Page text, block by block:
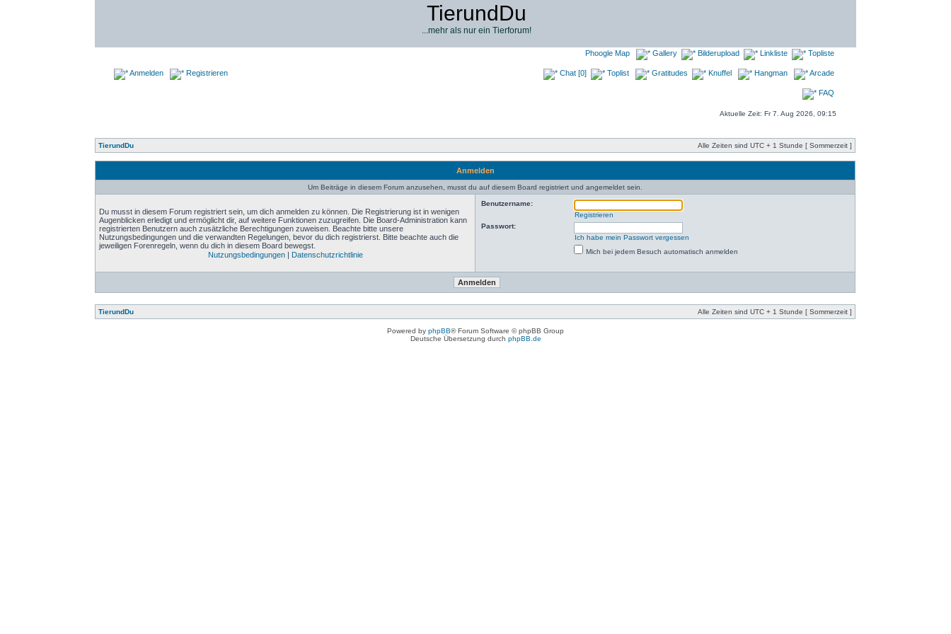
TierundDu
...mehr als nur ein Tierforum!
Anmelden Registrieren
Phoogle Map Gallery Bilderupload Linkliste Topliste
Chat [0] Toplist Gratitudes Knuffel Hangman Arcade
FAQ
Aktuelle Zeit: Fr 7. Aug 2026, 09:15
TierundDu Alle Zeiten sind UTC + 1 Stunde [ Sommerzeit ]
Anmelden
Um Beiträge in diesem Forum anzusehen, musst du auf diesem Board registriert und angemeldet sein.
Du musst in diesem Forum registriert sein, um dich anmelden zu können. Die Registrierung ist in wenigen
Augenblicken erledigt und ermöglicht dir, auf weitere Funktionen zuzugreifen. Die Board-Administration kann
registrierten Benutzern auch zusätzliche Berechtigungen zuweisen. Beachte bitte unsere
Nutzungsbedingungen und die verwandten Regelungen, bevor du dich registrierst. Bitte beachte auch die
jeweiligen Forenregeln, wenn du dich in diesem Board bewegst.
Nutzungsbedingungen| Datenschutzrichtlinie
Benutzername:
Registrieren
Passwort:
Ich habe mein Passwort vergessen
Mich bei jedem Besuch automatisch anmelden
TierundDu Alle Zeiten sind UTC + 1 Stunde [ Sommerzeit ]
Powered by phpBB® Forum Software © phpBB Group
Deutsche Übersetzung durch phpBB.de